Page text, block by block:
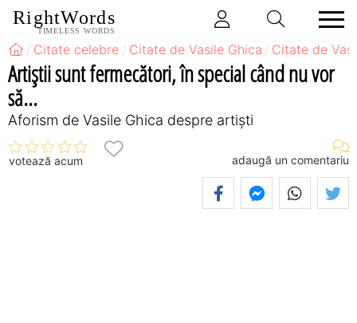
RightWords
TIMELESS WORDS
Citate celebre Citate de Vasile Ghica Citate de
Artiştii sunt fermecători, în special când nu vor
să...
Aforism de Vasile Ghica despre artiști
votează acum adaugă un comentariu